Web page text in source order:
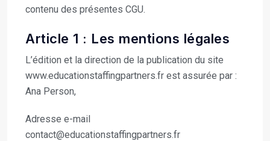
contenu des présentes CGU.
Article 1 : Les mentions légales
L’édition et la direction de la publication du site
www.educationstaffingpartners.fr est assurée par :
Ana Person,
Adresse e-mail
contact@educationstaffingpartners.fr